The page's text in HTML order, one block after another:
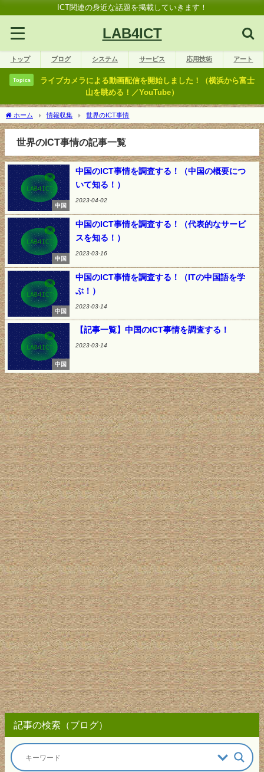
ICT関連の身近な話題を掲載していきます！
LAB4ICT
トップ ブログ システム サービス 応用技術 アート
Topics
ライブカメラによる動画配信を開始しました！（横浜から富士
山を眺める！／YouTube）
ホーム 情報収集 世界のICT事情
世界のICT事情の記事一覧
中国
中国のICT事情を調査する！（中国の概要につ
いて知る！）
2023-04-02
中国
中国のICT事情を調査する！（代表的なサービ
スを知る！）
2023-03-16
中国
中国のICT事情を調査する！（ITの中国語を学
ぶ！）
2023-03-14
中国
【記事一覧】中国のICT事情を調査する！
2023-03-14
記事の検索（ブログ）